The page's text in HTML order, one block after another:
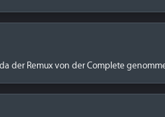
der Remux von der Complete